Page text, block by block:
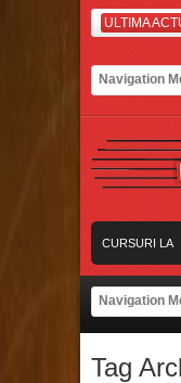
ULTIMA
CURSURI LA
ZI
bascoveni, pe scena
bascoveni, pe scena
Tag